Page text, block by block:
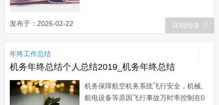
了关于高校学生工作年终总结的文章，希
望能够很好的帮助到大家。高校学生工作
年终总结篇一 自201xx年以来，我镇
共接收了两批共3名高校大学毕业生到村
任职...
发布于：2026-02-22 详细阅读
年终工作总结
机务年终总结个人总结2019_机务年终总结
机务保障航空机务系统飞行安全，机械、
航电设备等原因飞行事故万时率控制在0